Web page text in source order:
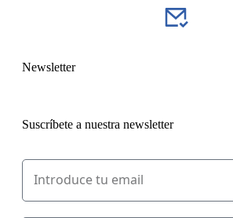
Newsletter
Suscríbete a nuestra newsletter